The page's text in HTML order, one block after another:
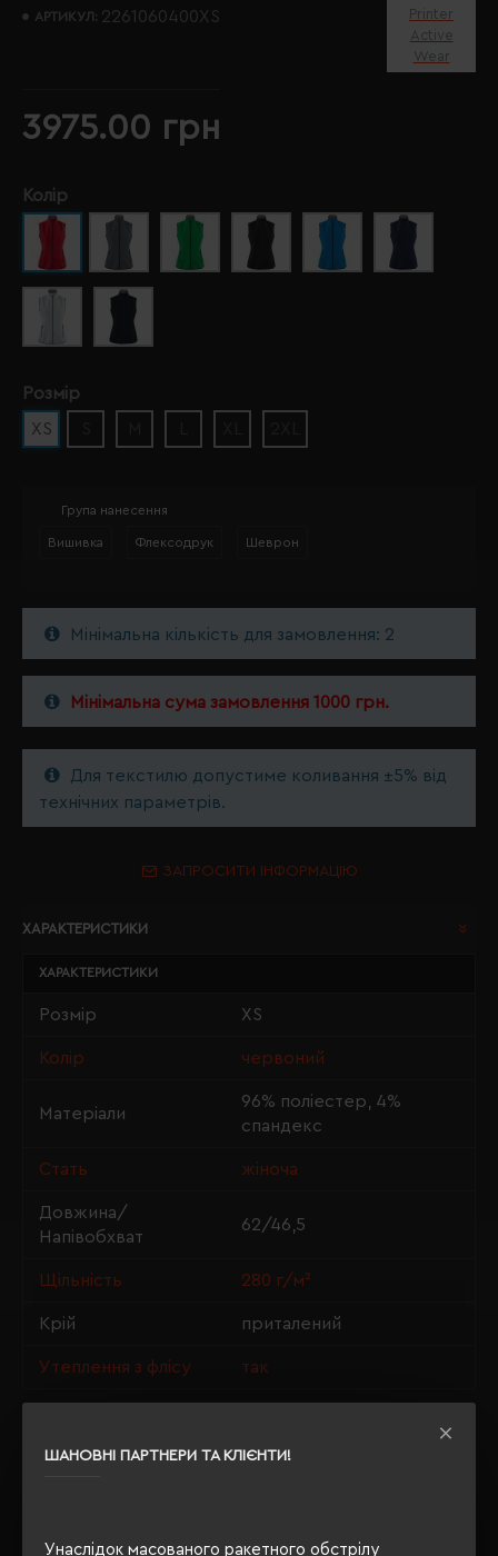
ШАНОВНІ ПАРТНЕРИ ТА КЛІЄНТИ!
Унаслідок масованого ракетного обстрілу
АРТИКУЛ: 2261060400XS
Printer
Active
Wear
3975.00 грн
Колір
Розмір
XS
Група нанесення
Вишивка Флексодрук Шеврон
Мінімальна кількість для замовлення: 2
Мінімальна сума замовлення 1000 грн.
Для текстилю допустиме коливання ±5% від
технічних параметрів.
ЗАПРОСИТИ ІНФОРМАЦІЮ
ХАРАКТЕРИСТИКИ
ХАРАКТЕРИСТИКИ
Розмір XS
Колір червоний
Матеріали
96% поліестер, 4%
спандекс
Стать жіноча
Довжина/
Напівобхват
62/46,5
Щільність 280 г/м²
Крій приталений
Утеплення з флісу так
ОПИС